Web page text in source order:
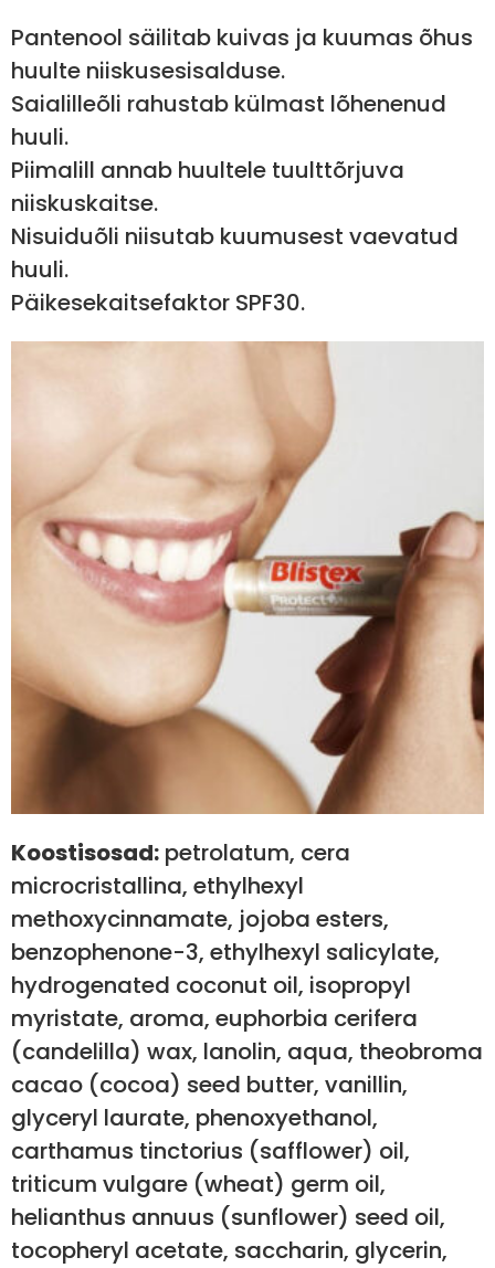
Pantenool säilitab kuivas ja kuumas õhus
huulte niiskusesisalduse.
Saialilleõli rahustab külmast lõhenenud
huuli.
Piimalill annab huultele tuulttõrjuva
niiskuskaitse.
Nisuiduõli niisutab kuumusest vaevatud
huuli.
Päikesekaitsefaktor SPF30.
Koostisosad: petrolatum, cera
microcristallina, ethylhexyl
methoxycinnamate, jojoba esters,
benzophenone-3, ethylhexyl salicylate,
hydrogenated coconut oil, isopropyl
myristate, aroma, euphorbia cerifera
(candelilla) wax, lanolin, aqua, theobroma
cacao (cocoa) seed butter, vanillin,
glyceryl laurate, phenoxyethanol,
carthamus tinctorius (safflower) oil,
triticum vulgare (wheat) germ oil,
helianthus annuus (sunflower) seed oil,
tocopheryl acetate, saccharin, glycerin,